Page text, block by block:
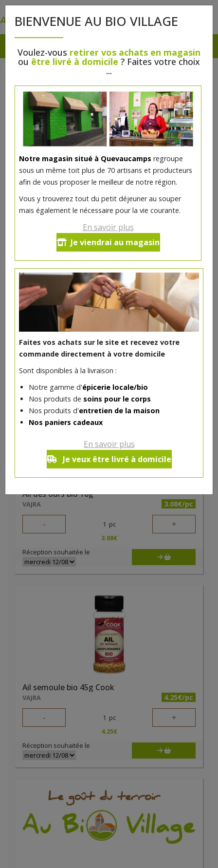
BIENVENUE AU BIO VILLAGE
Voulez-vous retirer vos achats en magasin
ou être livré à domicile ? Faites votre choix
...
Notre magasin situé à Quevaucamps regroupe
sous un même toit plus de 70 artisans et producteurs
afin de vous proposer le meilleur de notre région.
Vous y trouverez tout du petit déjeuner au souper
mais également le nécessaire pour la vie courante.
En savoir plus
Je viendrai au magasin
Faites vos achats sur le site et recevez votre
commande directement à votre domicile
Sont disponibles à la livraison :
Notre gamme d'épicerie locale/bio
Nos produits de soins pour le corps
Nos produits d'entretien de la maison
Nos paniers cadeaux
En savoir plus
Je veux être livré à domicile
Sel fin de Guérande 500g
- 1 pc +
3.94€
Réception souhaitée le
DANS LA MÊME CATÉGORIE ...
Ail des ours bio 16g
VAJRA 3.08€/pc
- 1 pc +
3.08€
Réception souhaitée le
Ail semoule bio 45g Cook
VAJRA 4.25€/pc
- 1 pc +
4.25€
Réception souhaitée le